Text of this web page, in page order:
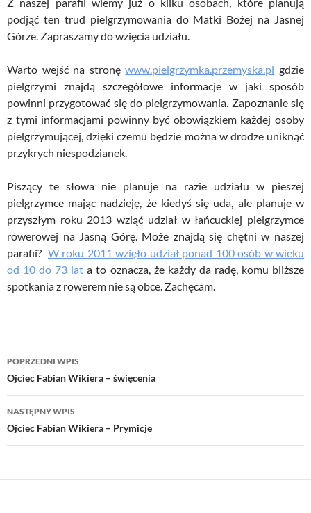
podjąć ten trud pielgrzymowania do Matki Bożej na Jasnej
Górze. Zapraszamy do wzięcia udziału.
Warto wejść na stronęwww.pielgrzymka.przemyska.pl gdzie
pielgrzymi znajdą szczegółowe informacje w jaki sposób
powinni przygotować się do pielgrzymowania. Zapoznanie się
z tymi informacjami powinny być obowiązkiem każdej osoby
pielgrzymującej, dzięki czemu będzie można w drodze uniknąć
przykrych niespodzianek.
Piszący te słowa nie planuje na razie udziału w pieszej
pielgrzymce mając nadzieję, że kiedyś się uda, ale planuje w
przyszłym roku 2013 wziąć udział w łańcuckiej pielgrzymce
rowerowej na Jasną Górę. Może znajdą się chętni w naszej
parafii? W roku 2011 wzięło udział ponad 100 osób w wieku
od 10 do 73 lat a to oznacza, że każdy da radę, komu bliższe
spotkania z rowerem nie są obce. Zachęcam.
Nawigacja
wpisu
POPRZEDNI WPIS
Ojciec Fabian Wikiera – święcenia
NASTĘPNY WPIS
Ojciec Fabian Wikiera – Prymicje